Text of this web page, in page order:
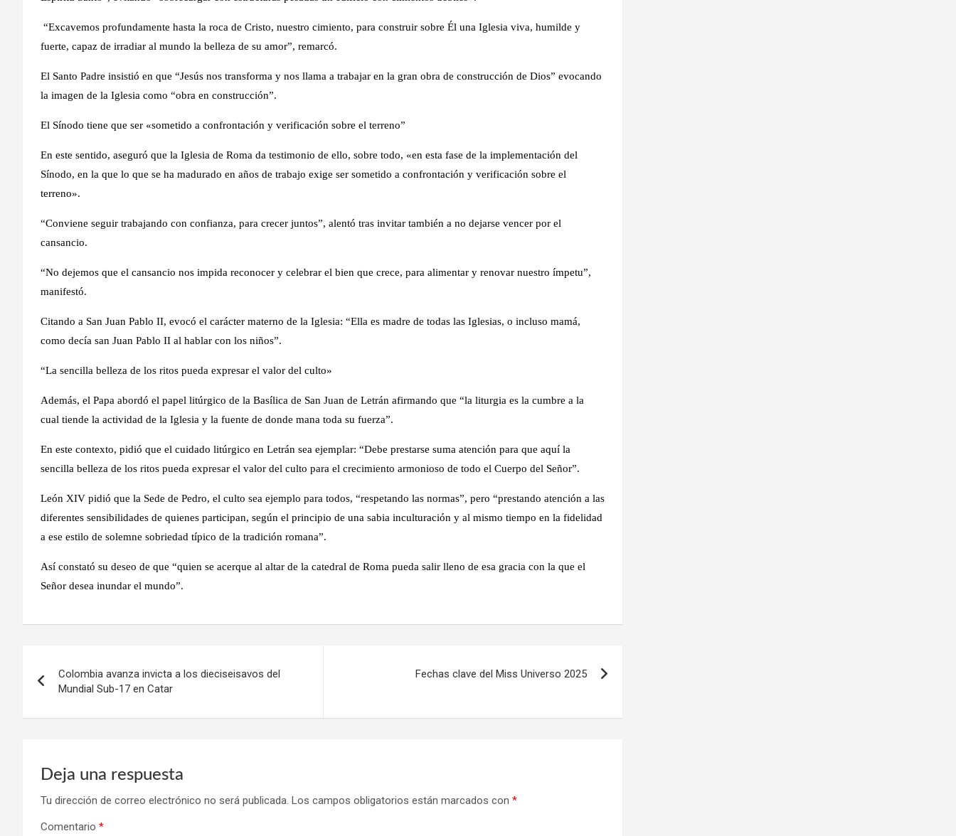
“Excavemos profundamente hasta la roca de Cristo, nuestro cimiento, para construir sobre Él una Iglesia viva, humilde y
fuerte, capaz de irradiar al mundo la belleza de su amor”, remarcó.
El Santo Padre insistió en que “Jesús nos transforma y nos llama a trabajar en la gran obra de construcción de Dios” evocando
la imagen de la Iglesia como “obra en construcción”.
El Sínodo tiene que ser «sometido a confrontación y verificación sobre el terreno”
En este sentido, aseguró que la Iglesia de Roma da testimonio de ello, sobre todo, «en esta fase de la implementación del
Sínodo, en la que lo que se ha madurado en años de trabajo exige ser sometido a confrontación y verificación sobre el
terreno».
“Conviene seguir trabajando con confianza, para crecer juntos”, alentó tras invitar también a no dejarse vencer por el
cansancio.
“No dejemos que el cansancio nos impida reconocer y celebrar el bien que crece, para alimentar y renovar nuestro ímpetu”,
manifestó.
Citando a San Juan Pablo II, evocó el carácter materno de la Iglesia: “Ella es madre de todas las Iglesias, o incluso mamá,
como decía san Juan Pablo II al hablar con los niños”.
“La sencilla belleza de los ritos pueda expresar el valor del culto»
Además, el Papa abordó el papel litúrgico de la Basílica de San Juan de Letrán afirmando que “la liturgia es la cumbre a la
cual tiende la actividad de la Iglesia y la fuente de donde mana toda su fuerza”.
En este contexto, pidió que el cuidado litúrgico en Letrán sea ejemplar: “Debe prestarse suma atención para que aquí la
sencilla belleza de los ritos pueda expresar el valor del culto para el crecimiento armonioso de todo el Cuerpo del Señor”.
León XIV pidió que la Sede de Pedro, el culto sea ejemplo para todos, “respetando las normas”, pero “prestando atención a las
diferentes sensibilidades de quienes participan, según el principio de una sabia inculturación y al mismo tiempo en la fidelidad
a ese estilo de solemne sobriedad típico de la tradición romana”.
Así constató su deseo de que “quien se acerque al altar de la catedral de Roma pueda salir lleno de esa gracia con la que el
Señor desea inundar el mundo”.
de
entradas
Colombia avanza invicta a los dieciseisavos del
Mundial Sub-17 en Catar
Fechas clave del Miss Universo 2025
Deja una respuesta
Tu dirección de correo electrónico no será publicada. Los campos obligatorios están marcados con *
Comentario *